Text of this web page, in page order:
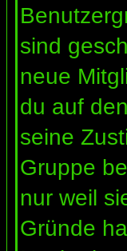
sind
neue
du auf
seine
Gruppe
nur weil
Gründe